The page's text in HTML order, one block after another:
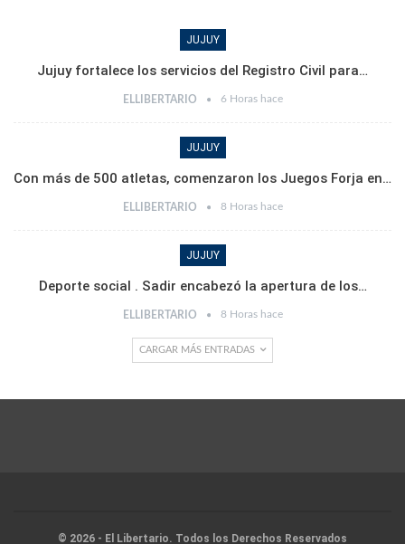
JUJUY
Jujuy fortalece los servicios del Registro Civil para…
ELLIBERTARIO 6 Horas hace
JUJUY
Con más de 500 atletas, comenzaron los Juegos Forja en…
ELLIBERTARIO 8 Horas hace
JUJUY
Deporte social . Sadir encabezó la apertura de los…
ELLIBERTARIO 8 Horas hace
CARGAR MÁS ENTRADAS
© 2026 - El Libertario. Todos los Derechos Reservados